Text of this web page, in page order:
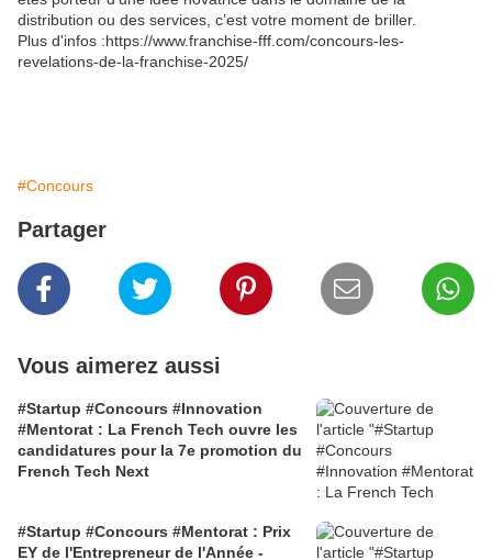
distribution ou des services, c’est votre moment de briller.
Plus d'infos :https://www.franchise-fff.com/concours-les-
revelations-de-la-franchise-2025/
#Concours
Partager
Vous aimerez aussi
#Startup #Concours #Innovation
#Mentorat : La French Tech ouvre les
candidatures pour la 7e promotion du
French Tech Next
#Startup #Concours #Mentorat : Prix
EY de l'Entrepreneur de l'Année -